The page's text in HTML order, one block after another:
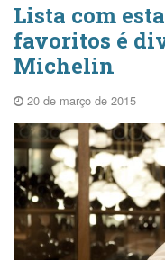
Lista com
favoritos é
Michelin
20 de março de 2015